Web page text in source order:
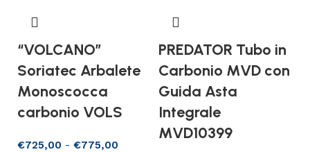
“VOLCANO”
Soriatec Arbalete
Monoscocca
carbonio VOLS
€725,00 - €775,00
PREDATOR Tubo in
Carbonio MVD con
Guida Asta
Integrale
MVD10399